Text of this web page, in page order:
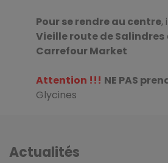
Pour se rendre au centre,
Vieille route de Salindres
Carrefour Market
Attention !!! NE PAS
Glycines
Actualités